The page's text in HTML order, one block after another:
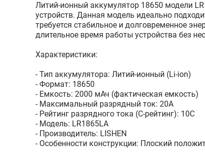
Литий-ионный аккумулятор 18650 модели
устройств. Данная модель идеально
требуется стабильное и долговременное
длительное время работы устройства без
Характеристики:
- Тип аккумулятора: Литий-ионный (Li-ion)
- Формат: 18650
- Емкость: 2000 мАч (фактическая емкость)
- Максимальный разрядный ток: 20A
- Рейтинг разрядного тока (C-рейтинг): 10C
- Модель: LR1865LA
- Производитель: LISHEN
- Особенности конструкции: Плоский